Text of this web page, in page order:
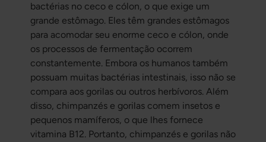
bactérias no ceco e cólon, o que exige um
grande estômago. Eles têm grandes estômagos
para acomodar seu enorme ceco e cólon, onde
os processos de fermentação ocorrem
constantemente. Embora os humanos também
possuam muitas bactérias intestinais, isso não se
compara aos gorilas ou outros herbívoros. Além
disso, chimpanzés e gorilas comem insetos e
pequenos mamíferos, o que lhes fornece
vitamina B12. Portanto, chimpanzés e gorilas não